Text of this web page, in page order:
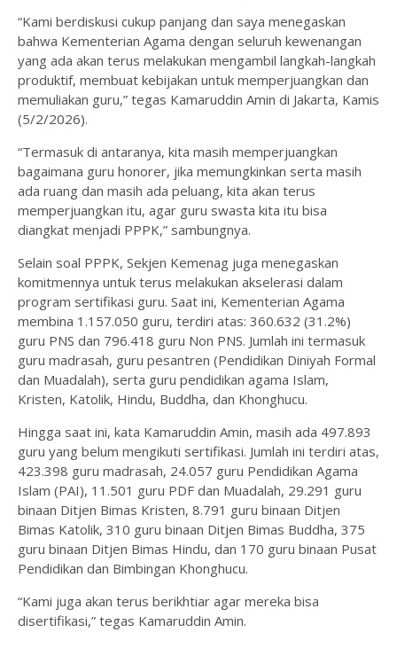
“Kami berdiskusi cukup panjang dan saya menegaskan
bahwa Kementerian Agama dengan seluruh kewenangan
yang ada akan terus melakukan mengambil langkah-langkah
produktif, membuat kebijakan untuk memperjuangkan dan
memuliakan guru,” tegas Kamaruddin Amin di Jakarta, Kamis
(5/2/2026).
“Termasuk di antaranya, kita masih memperjuangkan
bagaimana guru honorer, jika memungkinkan serta masih
ada ruang dan masih ada peluang, kita akan terus
memperjuangkan itu, agar guru swasta kita itu bisa
diangkat menjadi PPPK,” sambungnya.
Selain soal PPPK, Sekjen Kemenag juga menegaskan
komitmennya untuk terus melakukan akselerasi dalam
program sertifikasi guru. Saat ini, Kementerian Agama
membina 1.157.050 guru, terdiri atas: 360.632 (31.2%)
guru PNS dan 796.418 guru Non PNS. Jumlah ini termasuk
guru madrasah, guru pesantren (Pendidikan Diniyah Formal
dan Muadalah), serta guru pendidikan agama Islam,
Kristen, Katolik, Hindu, Buddha, dan Khonghucu.
Hingga saat ini, kata Kamaruddin Amin, masih ada 497.893
guru yang belum mengikuti sertifikasi. Jumlah ini terdiri atas,
423.398 guru madrasah, 24.057 guru Pendidikan Agama
Islam (PAI), 11.501 guru PDF dan Muadalah, 29.291 guru
binaan Ditjen Bimas Kristen, 8.791 guru binaan Ditjen
Bimas Katolik, 310 guru binaan Ditjen Bimas Buddha, 375
guru binaan Ditjen Bimas Hindu, dan 170 guru binaan Pusat
Pendidikan dan Bimbingan Khonghucu.
“Kami juga akan terus berikhtiar agar mereka bisa
disertifikasi,” tegas Kamaruddin Amin.